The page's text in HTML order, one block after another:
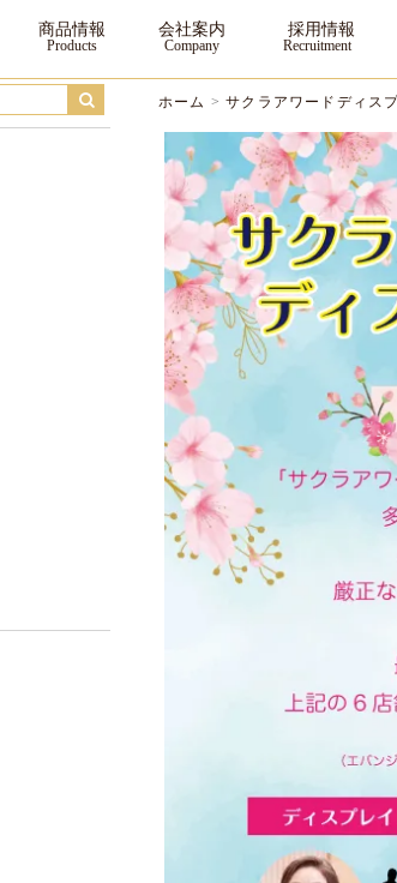
商品情報 会社案内 採用情報
ホーム >サクラアワードディス